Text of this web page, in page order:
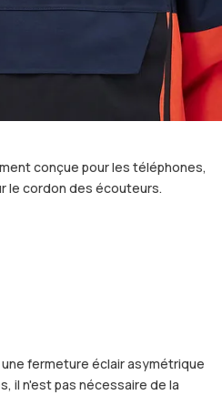
conçue pour les téléphones,
le cordon des écouteurs.
fermeture éclair asymétrique
il n'est pas nécessaire de la